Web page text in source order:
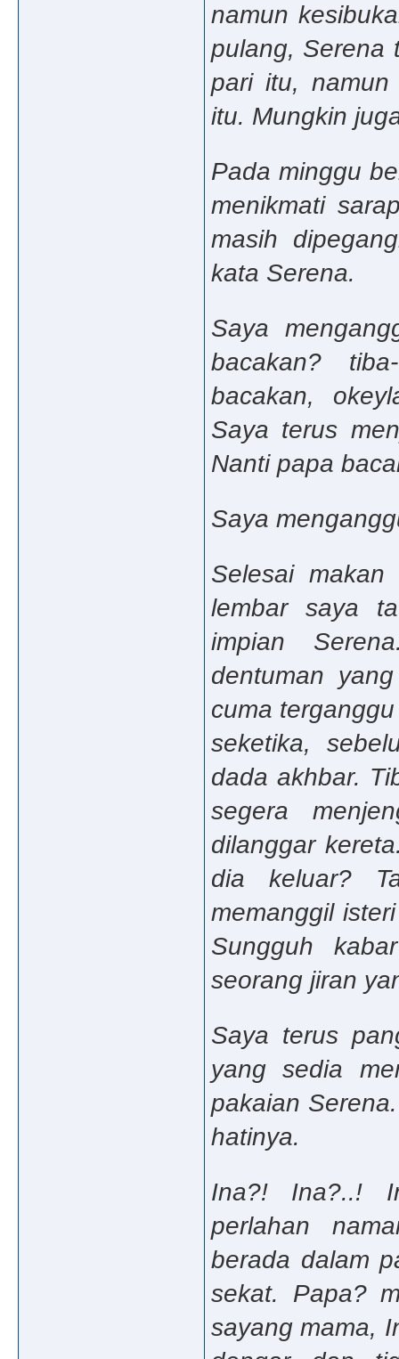
namun
pulang, Serena
pari itu, namun
itu. Mungkin
Pada minggu
menikmati
masih
kata Serena.
Saya
bacakan?
bacakan,
Saya terus
Nanti papa
Saya
Selesai
lembar saya
impian
dentuman
cuma terganggu
seketika,
dada akhbar.
segera
dilanggar
dia keluar?
memanggil
Sungguh
seorang jiran
Saya terus
yang sedia
pakaian
hatinya.
Ina?! Ina?..!
perlahan
berada dalam
sekat. Papa?
sayang mama,